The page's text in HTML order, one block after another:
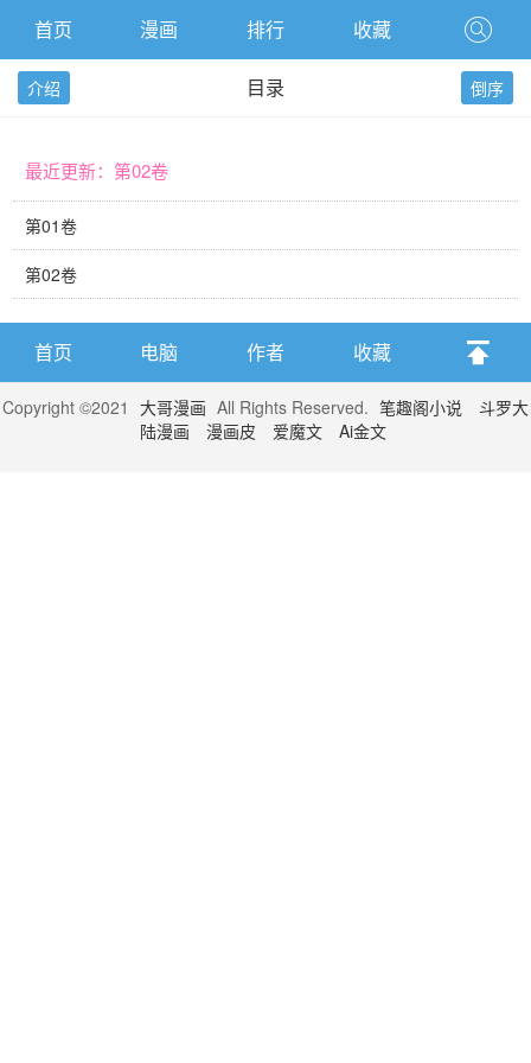
首页 漫画 排行 收藏
介绍 目录 倒序
最近更新：第02卷
第01卷
第02卷
首页 电脑 作者 收藏
Copyright ©2021 大哥漫画 All Rights Reserved. 笔趣阁小说
斗罗大
陆漫画
漫画皮 爱魔文 Ai金文